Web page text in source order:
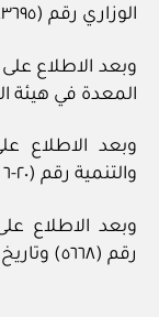
الوزاري رقم (٤٣٦٩٥) وتاريخ ٢٩ / ‏٣‏ / ١٤٤٦هـ.
المعدة في هيئة
وبعد الاطلاع
والتنمية رقم (٢٠‏-٦ / ‏٤٦‏ / ت) وتاريخ ١٩ / ‏٥‏ / ١٤٤٦هـ.
وبعد الاطلاع
رقم (٥٦٦٨) وتاريخ ٢ / ‏٦‏ / ١٤٤٦هـ.